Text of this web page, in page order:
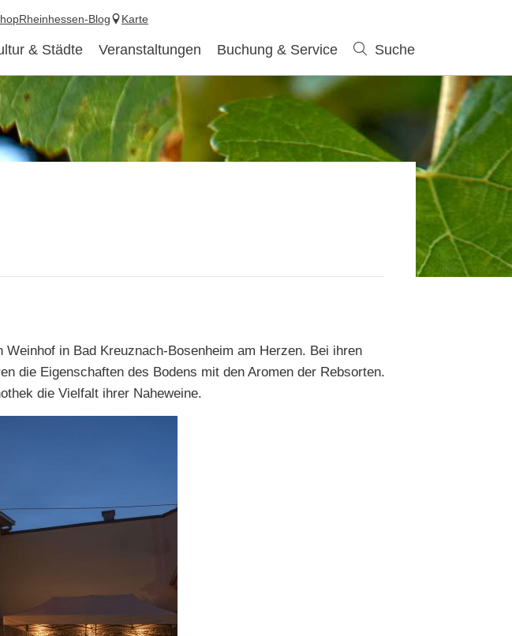
& Städte Veranstaltungen Buchung & Service Suche
Rheinhessen-Blog Karte
in Bad Kreuznach-Bosenheim am Herzen. Bei ihren
die Eigenschaften des Bodens mit den Aromen der Rebsorten.
die Vielfalt ihrer Naheweine.